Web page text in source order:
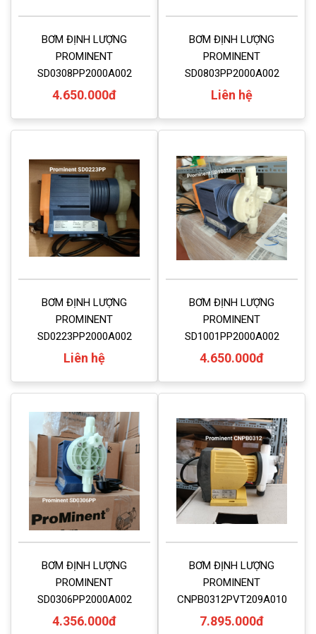
BƠM ĐỊNH LƯỢNG
PROMINENT
SD0308PP2000A002
4.650.000đ
BƠM ĐỊNH LƯỢNG
PROMINENT
SD0803PP2000A002
Liên hệ
BƠM ĐỊNH LƯỢNG
PROMINENT
SD0223PP2000A002
Liên hệ
BƠM ĐỊNH LƯỢNG
PROMINENT
SD1001PP2000A002
4.650.000đ
BƠM ĐỊNH LƯỢNG
PROMINENT
SD0306PP2000A002
4.356.000đ
BƠM ĐỊNH LƯỢNG
PROMINENT
CNPB0312PVT209A010
7.895.000đ